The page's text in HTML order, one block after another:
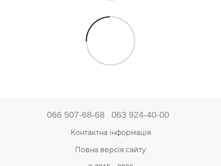
066 507-68-68 063 924-40-00
Контактна інформація
Повна версія сайту